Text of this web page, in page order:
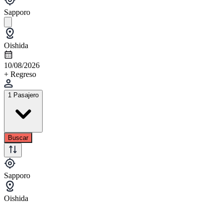
Sapporo
Oishida
10/08/2026
+ Regreso
1 Pasajero
Buscar
Sapporo
Oishida